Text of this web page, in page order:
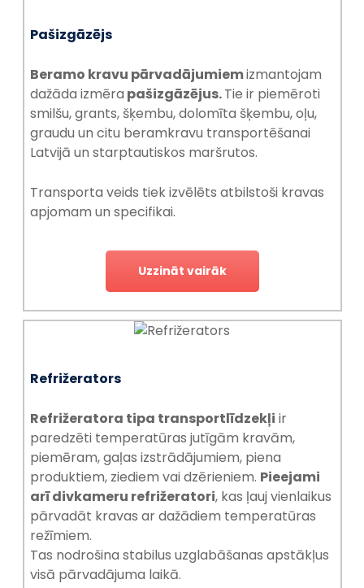
Pašizgāzējs
Beramo kravu pārvadājumiemizmantojam
dažāda izmēra pašizgāzējus.Tie ir piemēroti
smilšu, grants, šķembu, dolomīta šķembu, oļu,
graudu un citu beramkravu transportēšanai
Latvijā un starptautiskos maršrutos.
Transporta veids tiek izvēlēts atbilstoši kravas
apjomam un specifikai.
Uzzināt vairāk
Refrižerators
Refrižeratora tipa transportlīdzekļi ir
paredzēti temperatūras jutīgām kravām,
piemēram, gaļas izstrādājumiem, piena
produktiem, ziediem vai dzērieniem. Pieejami
arī divkameru refrižeratori, kas ļauj vienlaikus
pārvadāt kravas ar dažādiem temperatūras
režīmiem.
Tas nodrošina stabilus uzglabāšanas apstākļus
visā pārvadājuma laikā.